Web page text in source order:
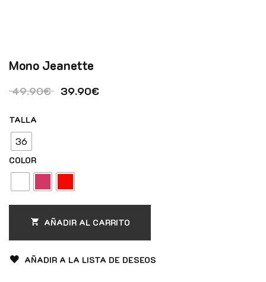
Mono Jeanette
49.90€ El precio original era: 49.90€.
39.90€El precio actual es: 39.90€.
TALLA
36
COLOR
AÑADIR AL CARRITO
AÑADIR A LA LISTA DE DESEOS